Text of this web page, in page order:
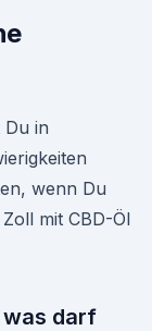
Du in
wenn Du
mit CBD-Öl
was darf